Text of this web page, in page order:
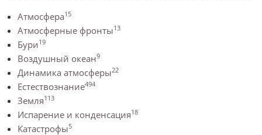
Атмосфера15
Атмосферные фронты13
Бури19
Воздушный океан9
Динамика атмосферы22
Естествознание494
Земля113
Испарение и конденсация18
Катастрофы5